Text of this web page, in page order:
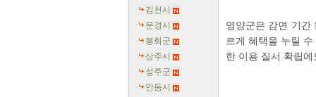
김천시
문경시
봉화군
상주시
성주군
안동시
영양군은 감면 기간
르게 혜택을 누릴
한 이용 질서 확립에